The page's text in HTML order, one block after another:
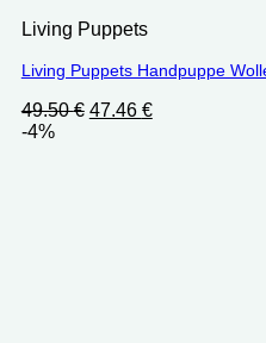
Living Puppets
Living Puppets Handpuppe
49.50€ Ursprünglicher
47.46 €Aktueller
-4%